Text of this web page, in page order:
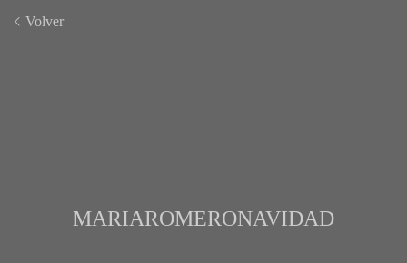
Volver
MARIAROMERONAVIDAD